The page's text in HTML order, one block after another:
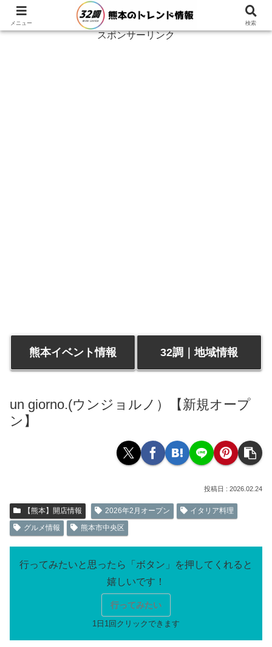
スポンサーリンク
熊本イベント情報 32調｜地域情報
un giorno.(ウンジョルノ）【新規オープ
ン】
2026.02.24
【熊本】開店情報 2026年2月オープン
イタリア料理
グルメ情報
熊本市中央区
行ってみたい
メニュー 検索